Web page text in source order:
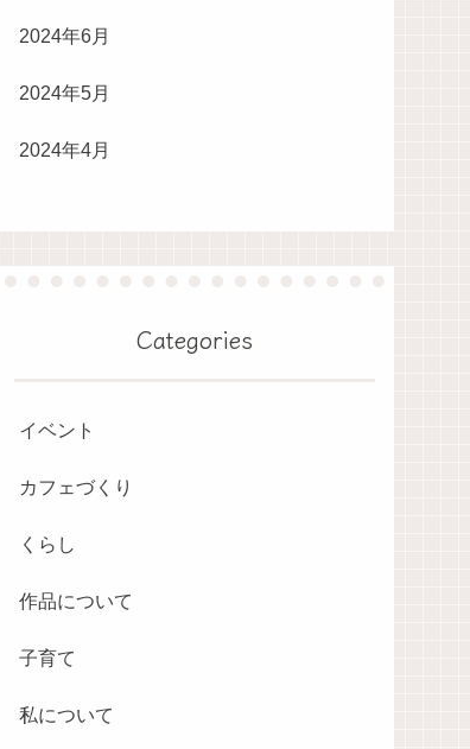
2024年6月
2024年5月
2024年4月
Categories
イベント
カフェづくり
くらし
作品について
子育て
私について